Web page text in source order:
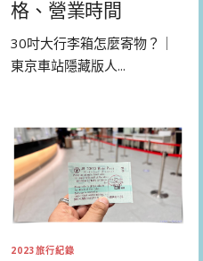
格、營業時間
30吋大行李箱怎麼寄物？｜
東京車站隱藏版人...
2023旅行紀錄